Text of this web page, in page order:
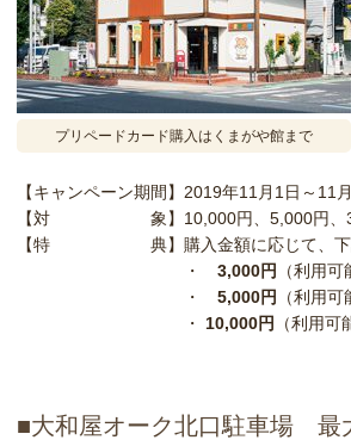
プリペードカード購入はくまがや館まで
【キャンペーン期間】2019年11月1日～11
【対 象】10,000円、5,000円、3,000
【特 典】購入金額に応じて、下記の
・
3,000円 （利用
・
5,000円 （利用
・
10,000円 （利用
■大和屋オーク北口駐車場 最